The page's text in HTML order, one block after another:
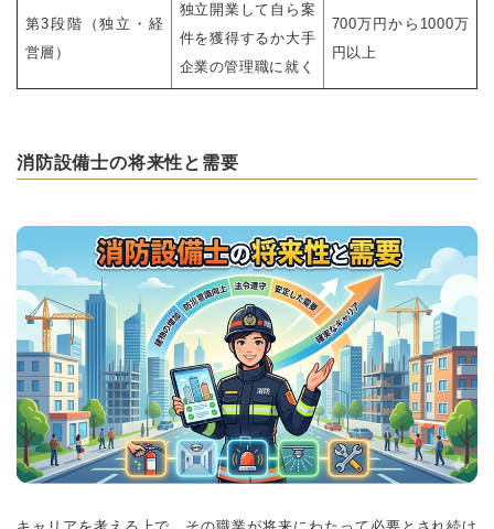
第3段階（独立・経
営層）
独立開業して自ら案
件を獲得するか大手
企業の管理職に就く
700万円から1000万
円以上
消防設備士の将来性と需要